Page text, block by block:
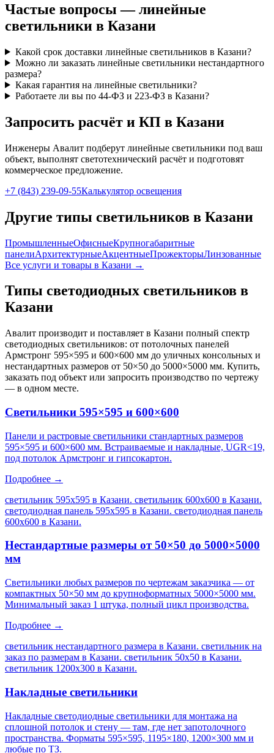
Частые вопросы —линейные
светильники в Казани
Какой срок доставки линейные светильников в Казани?
Можно ли заказать линейные светильники нестандартного
размера?
Какая гарантия на линейные светильники?
Работаете ли вы по 44-ФЗ и 223-ФЗ в Казани?
Запросить расчёт и КП в Казани
Инженеры Авалит подберут линейные светильники под ваш
объект, выполнят светотехнический расчёт и подготовят
коммерческое предложение.
+7 (843) 239-09-55Калькулятор освещения
Другие типы светильников в Казани
ПромышленныеОфисныеКрупногабаритные
панелиАрхитектурныеАкцентныеПрожекторыЛинзованные
Все услуги и товары в Казани →
Типы светодиодных светильников в
Казани
Авалит производит и поставляет в Казани полный спектр
светодиодных светильников: от потолочных панелей
Армстронг 595×595 и 600×600 мм до уличных консольных и
нестандартных размеров от 50×50 до 5000×5000 мм. Купить,
заказать под объект или запросить производство по чертежу
— в одном месте.
Светильники 595×595 и 600×600
Панели и растровые светильники стандартных размеров
595×595 и 600×600 мм. Встраиваемые и накладные, UGR<19,
под потолок Армстронг и гипсокартон.
Подробнее →
светильник 595х595 в Казани. светильник 600х600 в Казани.
светодиодная панель 595х595 в Казани. светодиодная панель
600х600 в Казани.
Нестандартные размеры от 50×50 до 5000×5000
мм
Светильники любых размеров по чертежам заказчика — от
компактных 50×50 мм до крупноформатных 5000×5000 мм.
Минимальный заказ 1 штука, полный цикл производства.
Подробнее →
светильник нестандартного размера в Казани. светильник на
заказ по размерам в Казани. светильник 50х50 в Казани.
светильник 1200х300 в Казани.
Накладные светильники
Накладные светодиодные светильники для монтажа на
сплошной потолок и стену — там, где нет запотолочного
пространства. Форматы 595×595, 1195×180, 1200×300 мм и
любые по ТЗ.